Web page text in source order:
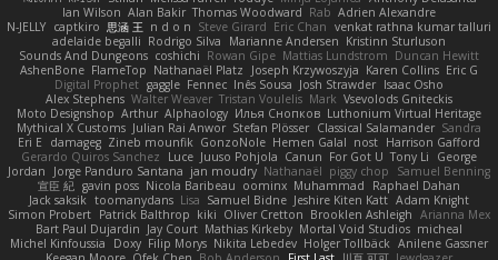
Adrien Alexandre
Rab
Thomas Woodward
Alan Bakir
Ian Wilson
venkat rathna kumar talluri
Eric Chan
Steve Girard
n d o n
思涵 王
captkiro
N-JELLY
Kristinn Sturluson
Marianne Andersen
Rodrigo Silva
adelaide begalli
Duncan Hewitt
Mattias Lundstrom
Rowan Gipe
coshichi
Sounds And Dungeons
Eric G
Karen Collins
Joseph Krzywoszyja
Nathanaël Platz
FlameTop
AshenBone
Isaac Osho
Josh Strawder
Inês Sousa
Fennec
gaggle
Digital Prophet
Vsevolods Gniteckis
Mark
Tristan Voulelis
Walter Weaver
Alex Stephens
Luthonium Virtual Heritage
Илья Снопков
Alphaology
Arthur
Moto Designshop
Sandra
Classical Salamander
Stefan Plösser
Julian Rai Anwor
Mythical X Customs
Harrison Gafford
nost
Hemen Galal
GonzoNole
Zineb mounfik
damageg
Eri E
George
Tony Li
For Got U
Canun
Juuso Pohjola
Luce
Gerardo Quiros Sanchez
Samuel Benning
piggy chop
Nathanaël
jan moudry
Jorge Panduro Santana
Jordan
Raphael Dahan
Muhammad
oominx
Nicola Baribeau
gavin poss
宣臣 紀
Adam Knight
Jeshire Kiten Katt
Samuel Bidne
Lisa
toomanydans
Jack saksik
Arianna Mex
Brooklen Ashleigh
Oliver Cretton
kiki
Patrick Balthrop
Simon Probert
micheal
Mortal Void Studios
Mathias Kirkeby
Jay Court
Bart Paul Dujardin
Anilene Gassner
Holger Tollbäck
Nikita Lebedev
Filip Morys
Doxy
Michel Kinfoussia